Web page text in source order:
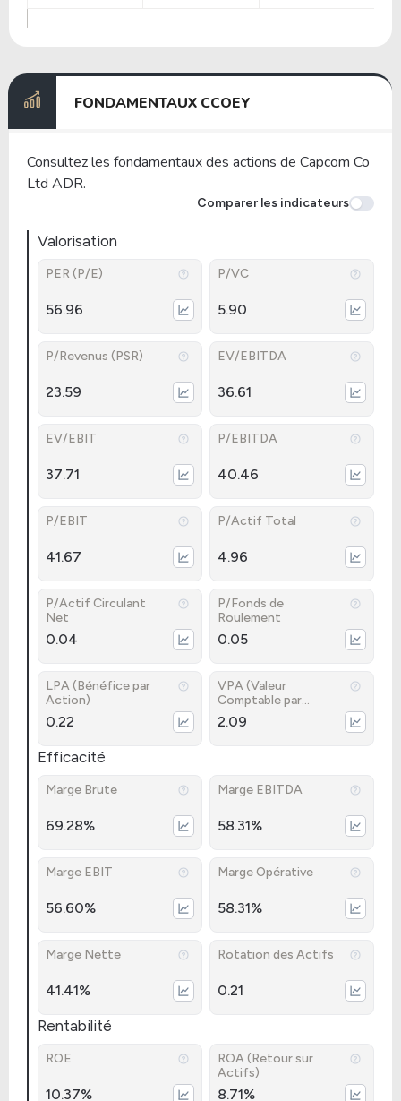
FONDAMENTAUX CCOEY
Consultez les fondamentaux des actions de Capcom Co
Ltd ADR.
Comparer les indicateurs
Valorisation
PER (P/E)
56.96
P/VC
5.90
P/Revenus (PSR)
23.59
EV/EBITDA
36.61
EV/EBIT
37.71
P/EBITDA
40.46
P/EBIT
41.67
P/Actif Total
4.96
P/Actif Circulant
Net
0.04
P/Fonds de
Roulement
0.05
LPA (Bénéfice par
Action)
0.22
VPA (Valeur
Comptable par
Action)
2.09
Efficacité
Marge Brute
69.28%
Marge EBITDA
58.31%
Marge EBIT
56.60%
Marge Opérative
58.31%
Marge Nette
41.41%
Rotation des Actifs
0.21
Rentabilité
ROE
10.37%
ROA (Retour sur
Actifs)
8.71%